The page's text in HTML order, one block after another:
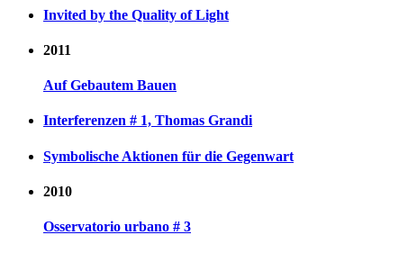
Invited by the Quality of Light
2011
Auf Gebautem Bauen
Interferenzen # 1, Thomas Grandi
Symbolische Aktionen für die Gegenwart
2010
Osservatorio urbano # 3